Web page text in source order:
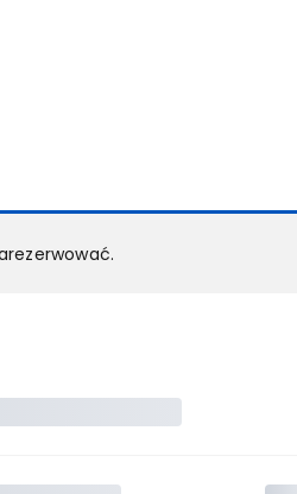
dla każdego kolejnego pokoju
doradcy.